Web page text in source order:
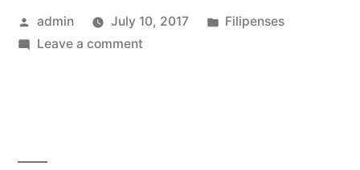
Posted
by
admin July 10, 2017
Posted
Filipenses
Leave a commenton